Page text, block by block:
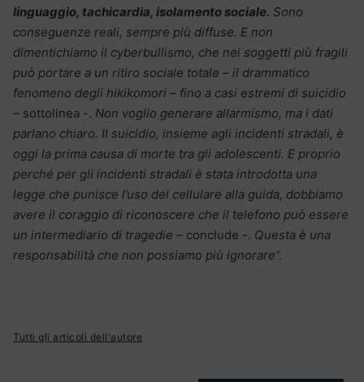
linguaggio, tachicardia, isolamento sociale. Sono
conseguenze reali, sempre più diffuse. E non
dimentichiamo il cyberbullismo, che nei soggetti più fragili
può portare a un ritiro sociale totale – il drammatico
fenomeno degli hikikomori – fino a casi estremi di suicidio
– sottolinea -. Non voglio generare allarmismo, ma i dati
parlano chiaro. Il suicidio, insieme agli incidenti stradali, è
oggi la prima causa di morte tra gli adolescenti. E proprio
perché per gli incidenti stradali è stata introdotta una
legge che punisce l’uso del cellulare alla guida, dobbiamo
avere il coraggio di riconoscere che il telefono può essere
un intermediario di tragedie – conclude -. Questa è una
responsabilità che non possiamo più ignorare”.
Tutti gli articoli dell'autore